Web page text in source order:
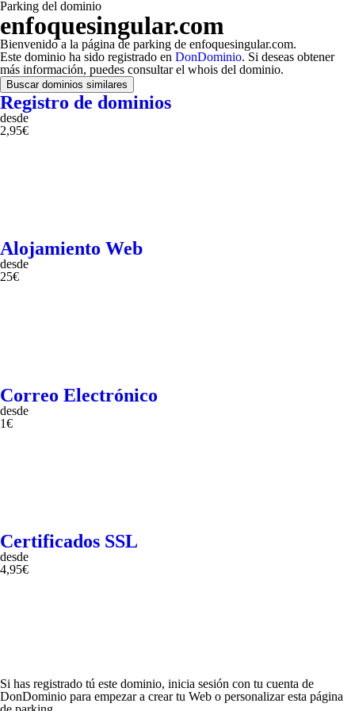
Parking del dominio
enfoquesingular.com
Bienvenido a la página de parking de enfoquesingular.com.
Este dominio ha sido registrado en DonDominio. Si deseas obtener
más información, puedes consultar el whois del dominio.
Buscar dominios similares
Registro de dominios
desde
2,95€
Alojamiento Web
desde
25€
Correo Electrónico
desde
1€
Certificados SSL
desde
4,95€
Si has registrado tú este dominio, inicia sesión con tu cuenta de
DonDominio para empezar a crear tu Web o personalizar esta página